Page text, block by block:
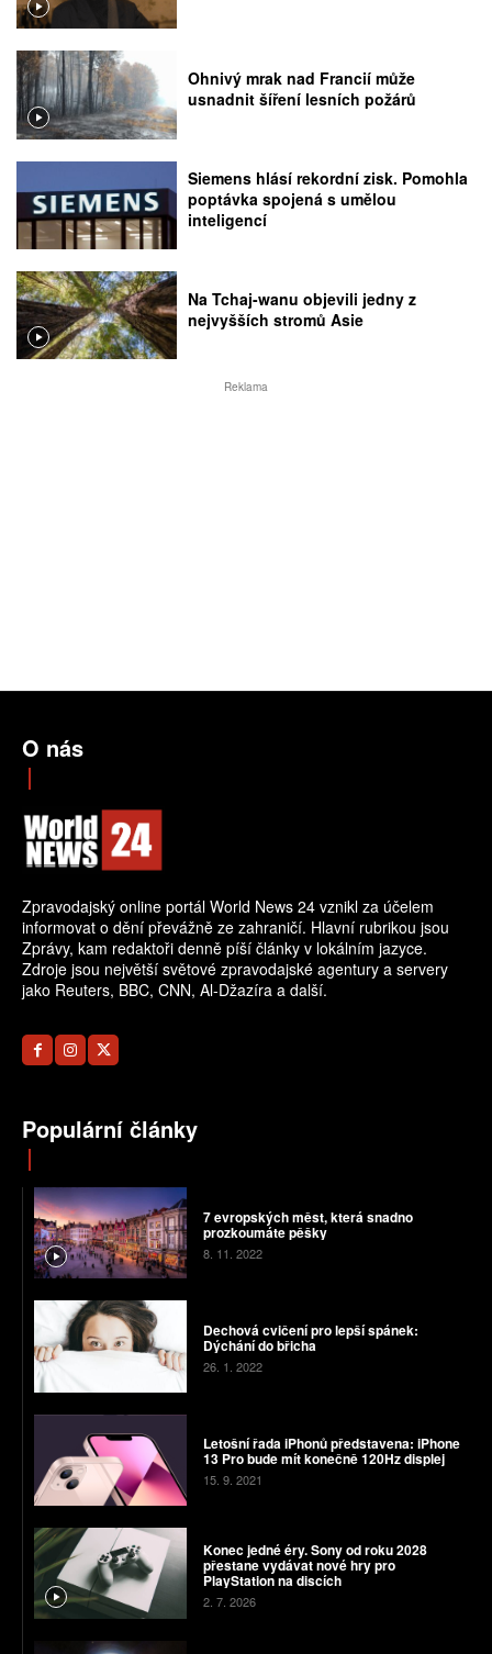
Ohnivý mrak nad Francií může
usnadnit šíření lesních požárů
Siemens hlásí rekordní zisk. Pomohla
poptávka spojená s umělou
inteligencí
Na Tchaj-wanu objevili jedny z
nejvyšších stromů Asie
Reklama
O nás
Zpravodajský online portál World News 24 vznikl za účelem
informovat o dění převážně ze zahraničí. Hlavní rubrikou jsou
Zprávy, kam redaktoři denně píší články v lokálním jazyce.
Zdroje jsou největší světové zpravodajské agentury a servery
jako Reuters, BBC, CNN, Al-Džazíra a další.
Populární články
7 evropských měst, která snadno
prozkoumáte pěšky
8. 11. 2022
Dechová cvičení pro lepší spánek:
Dýchání do břicha
26. 1. 2022
Letošní řada iPhonů představena: iPhone
13 Pro bude mít konečně 120Hz displej
15. 9. 2021
Konec jedné éry. Sony od roku 2028
přestane vydávat nové hry pro
PlayStation na discích
2. 7. 2026